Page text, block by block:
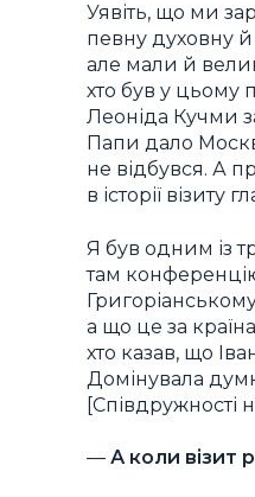
Уявіть, що ми
певну духовну
але мали й
хто був у цьому
Леоніда Кучми
Папи дало
не відбувся. А
в історії візиту
Я був одним із
там
а що це за
хто казав, що
Домінувала
— А коли візит